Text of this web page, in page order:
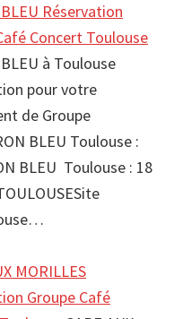
Réservation
Concert Toulouse
à Toulouse
pour votre
de Groupe
BLEU Toulouse :
BLEU Toulouse : 18
MORILLES
Groupe Café